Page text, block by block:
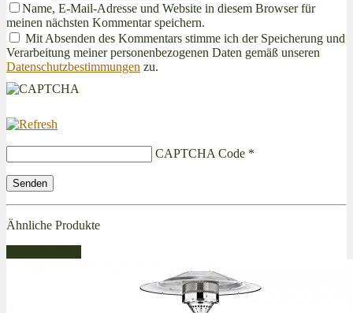
Name, E-Mail-Adresse und Website in diesem Browser für
meinen nächsten Kommentar speichern.
Mit Absenden des Kommentars stimme ich der Speicherung und
Verarbeitung meiner personenbezogenen Daten gemäß unseren
Datenschutzbestimmungen zu.
CAPTCHA Code *
Ähnliche Produkte